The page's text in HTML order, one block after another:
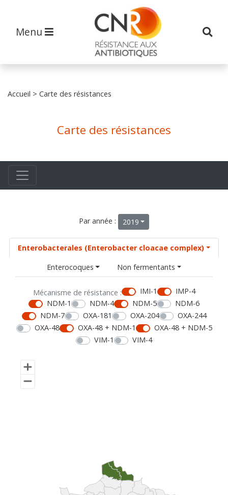
Menu
Accueil > Carte des résistances
Carte des résistances
Par année : 2019
Enterobacterales (Enterobacter cloacae complex)
Enterocoques
Non fermentants
Mécanisme de résistance : IMI-1
IMP-4
NDM-1
NDM-4 NDM-5
NDM-6
NDM-7
OXA-181 OXA-204
OXA-244
OXA-48
OXA-48 + NDM-1
OXA-48 + NDM-5
VIM-1
VIM-4